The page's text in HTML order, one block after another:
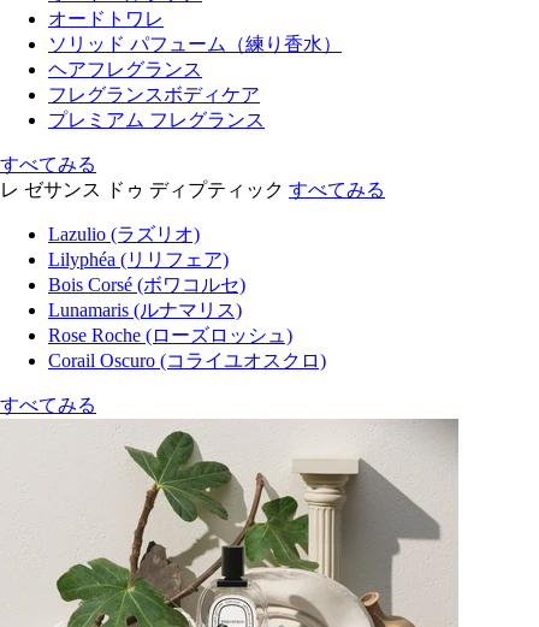
オードトワレ
ソリッド パフューム（練り香水）
ヘアフレグランス
フレグランスボディケア
プレミアム フレグランス
すべてみる
レ ゼサンス ドゥ ディプティック すべてみる
Lazulio (ラズリオ)
Lilyphéa (リリフェア)
Bois Corsé (ボワコルセ)
Lunamaris (ルナマリス)
Rose Roche (ローズロッシュ)
Corail Oscuro (コライユオスクロ)
すべてみる